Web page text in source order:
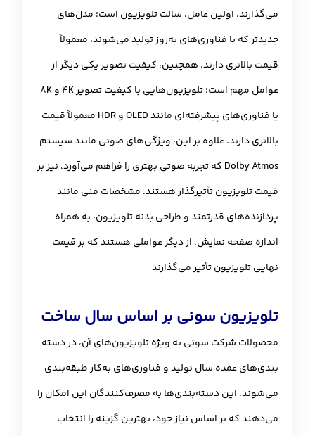
می‌گذارند. اولین عامل، سالت تلویزیون است؛ مدل‌های
جدیدتر که با فناوری‌های به‌روز تولید می‌شوند، معمولاً
قیمت بالاتری دارند. همچنین، کیفیت تصویر یکی دیگر از
عوامل مهم است؛ تلویزیون‌هایی با کیفیت تصویر 4K و 8K
یا فناوری‌های پیشرفته‌ای مانند OLED و HDR معمولاً قیمت
بالاتری دارند. علاوه بر این، ویژگی‌های صوتی مانند سیستم
Dolby Atmos که تجربه صوتی بهتری را فراهم می‌آورد، نیز بر
قیمت تلویزیون تأثیرگذار هستند. مشخصات فنی مانند
پردازنده‌های قدرتمند و طراحی بدنه تلویزیون، به همراه
اندازه صفحه نمایش، از دیگر عواملی هستند که بر قیمت
نهایی تلویزیون تأثیر می‌گذارند
تلویزیون سونی بر اساس سال ساخت
محصولات شرکت سونی به‌ ویژه تلویزیون‌های آن، در دسته‌
بندی‌های عمده سال تولید و فناوری‌های به‌کار طبقه‌بندی
می‌شوند. این دسته‌بندی‌ها به مصرف‌کنندگان این امکان را
می‌دهند که بر اساس نیاز خود، بهترین گزینه را انتخاب